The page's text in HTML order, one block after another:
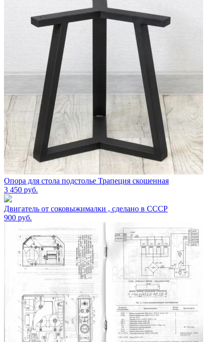
Опора для стола подстолье Трапеция скошенная
3 450 руб.
Двигатель от соковыжималки , сделано в СССР
900 руб.